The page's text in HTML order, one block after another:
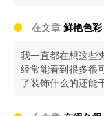
在文章 鲜艳色
我一直都在想这些
经常能看到很多很
了装饰什么的还能